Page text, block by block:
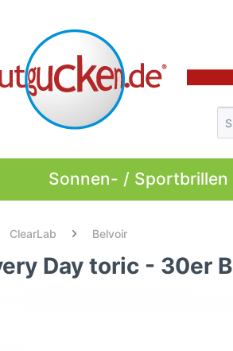
Sonnen- / Sportbrillen
ClearLab Belvoir
Day toric - 30er